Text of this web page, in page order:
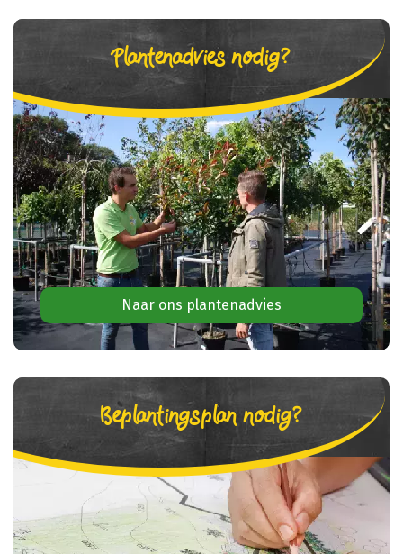
Plantenadvies nodig?
Naar ons plantenadvies
Beplantingsplan nodig?